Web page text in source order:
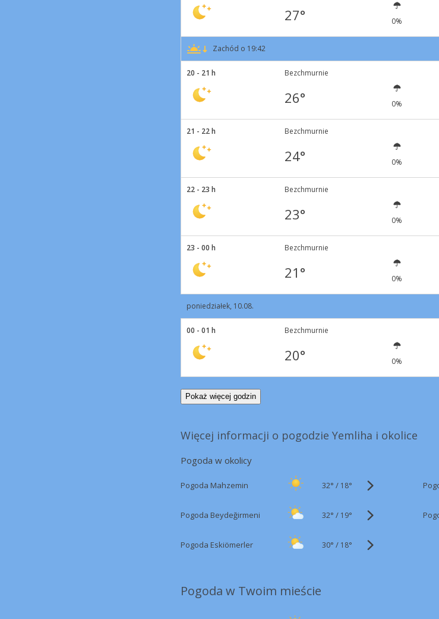
27° 0%
Zachód o 19:42
20 - 21 h Bezchmurnie
26° 0%
21 - 22 h Bezchmurnie
24° 0%
22 - 23 h Bezchmurnie
23° 0%
23 - 00 h Bezchmurnie
21° 0%
poniedziałek, 10.08.
00 - 01 h Bezchmurnie
20° 0%
Pokaż więcej godzin
Więcej informacji o pogodzie Yemliha i okolice
Pogoda w okolicy
Pogoda Mahzemin 32° / 18°
Pogoda Beydeğirmeni 32° / 19°
Pogoda Eskiömerler 30° / 18°
Pogoda w Twoim mieście